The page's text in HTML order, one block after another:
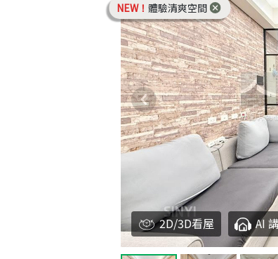
NEW！ 體驗清爽空間
2D/3D看屋 AI